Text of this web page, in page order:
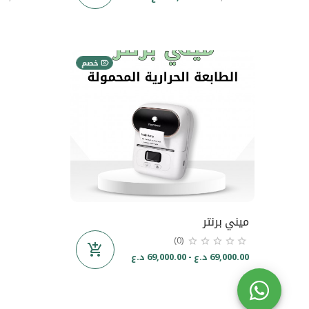
خصم
ميني برنتر
(0)
69,000.00 د.ع - 69,000.00 د.ع